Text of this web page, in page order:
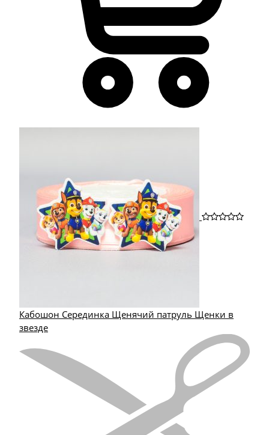
Кабошон Серединка Щенячий патруль Щенки в
звезде